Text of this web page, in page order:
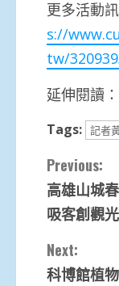
更多活動
s://
tw/
延伸閱讀
Tags: 記者
Continue
Previous:
高雄山城
吸客創觀
Next:
科博館植